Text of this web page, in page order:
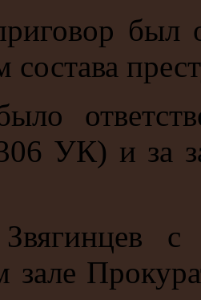
был
состава
УК) и за
с